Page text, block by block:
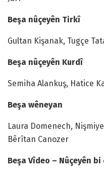
Beşa nûçeyên Tirkî
Gultan Kişanak, Tugçe
Beşa nûçeyên Kurdî
Semiha Alankuş, Hatice
Beşa wêneyan
Laura Domenech,
Bêrîtan Canozer
Beşa Vîdeo – Nûçeyên bi